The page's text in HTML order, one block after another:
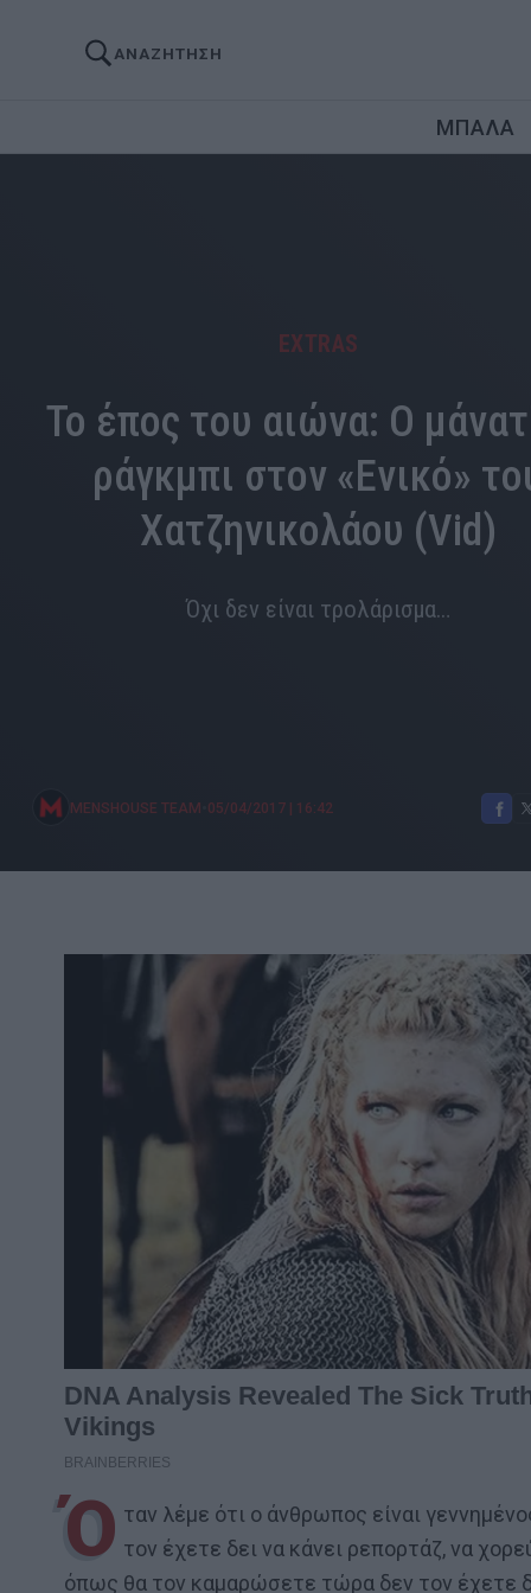
ΑΝΑΖΗΤΗΣΗ
ΜΠΑΛΑ
EXTRAS
Το έπος του αιώνα: Ο
ράγκμπι στον «Ενικό»
Χατζηνικολάου (Vid)
Όχι δεν είναι τρολάρισμα…
MENSHOUSE TEAM 05/04/2017 | 16:42
Ό ταν λέμε ότι ο άνθρωπος είναι
τον έχετε δει να κάνει ρεπορτάζ, να
όπως θα τον καμαρώσετε τώρα δεν τον έχετε